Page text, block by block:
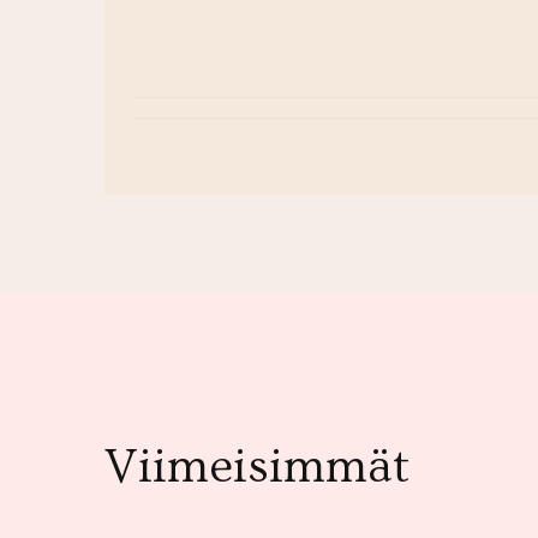
Viimeisimmät